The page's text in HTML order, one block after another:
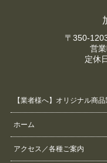
〒350-
営
定休
【業者様へ】オリジナル商品
ホーム
アクセス／各種ご案内